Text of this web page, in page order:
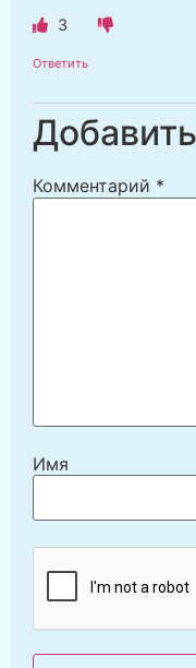
3
Ответить
Комментарий *
Имя